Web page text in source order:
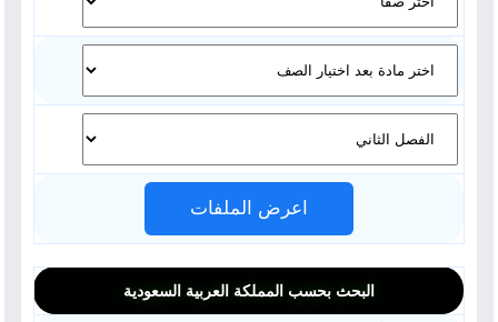
اعرض الملفات
البحث بحسب المملكة العربية السعودية